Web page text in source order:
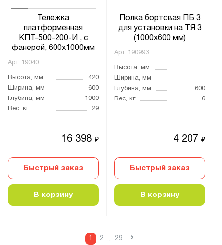
Тележка
платформенная
КПТ-500-200-И , с
фанерой, 600х1000мм
Арт. 19040
Высота, мм
420
Ширина, мм
600
Глубина, мм
1000
Вес, кг
29
16 398₽
Быстрый заказ
В корзину
Полка бортовая ПБ 3
для установки на ТЯ 3
(1000x600 мм)
Арт. 190993
Высота, мм
Ширина, мм
Глубина, мм
600
Вес, кг
6
4 207₽
Быстрый заказ
В корзину
1 2 ... 29 ›